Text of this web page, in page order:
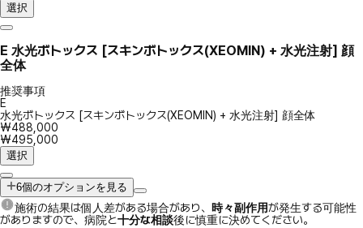
選択
E 水光ボトックス [スキンボトックス(XEOMIN) + 水光注射] 顔
全体
推奨事項
E
水光ボトックス [スキンボトックス(XEOMIN) + 水光注射] 顔全体
₩488,000
₩495,000
選択
6個のオプションを見る
施術の結果は個人差がある場合があり、 時々副作用が発生する可能性
がありますので、病院と十分な相談後に慎重に決めてください。